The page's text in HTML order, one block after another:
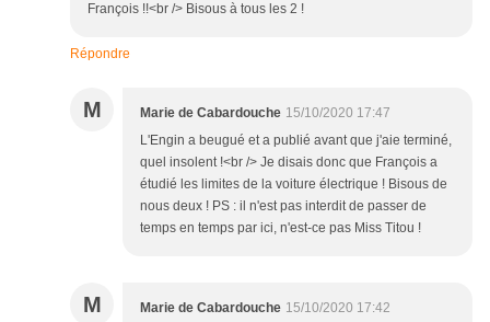
François !!<br /> Bisous à tous les 2 !
Répondre
M Marie de Cabardouche 15/10/2020 17:47
L'Engin a beugué et a publié avant que j'aie terminé,
quel insolent !<br /> Je disais donc que François a
étudié les limites de la voiture électrique ! Bisous de
nous deux ! PS : il n'est pas interdit de passer de
temps en temps par ici, n'est-ce pas Miss Titou !
M Marie de Cabardouche 15/10/2020 17:42